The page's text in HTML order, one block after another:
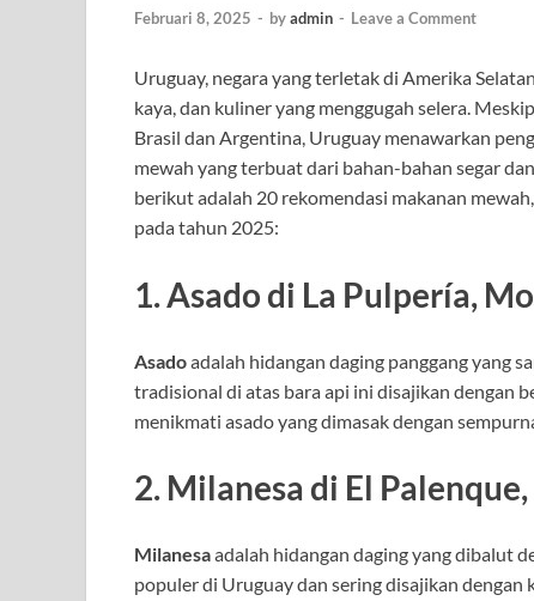
Februari 8, 2025 - byadmin - Leave a Comment
Uruguay, negara yang terletak di Amerika
kaya, dan kuliner yang menggugah selera.
Brasil dan Argentina, Uruguay menawarkan
mewah yang terbuat dari bahan-bahan segar
berikut adalah 20 rekomendasi makanan
pada tahun 2025:
1.Asado di La Pulpería,
Asadoadalah hidangan daging panggang yang
tradisional di atas bara api ini disajikan dengan
menikmati asado yang dimasak dengan
2. Milanesa di El
Milanesaadalah hidangan daging yang dibalut
populer di Uruguay dan sering disajikan dengan